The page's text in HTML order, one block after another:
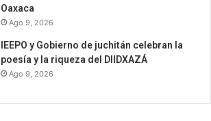
Oaxaca
Ago 9, 2026
IEEPO y Gobierno de juchitán celebran la
poesía y la riqueza del DIIDXAZÁ
Ago 9, 2026